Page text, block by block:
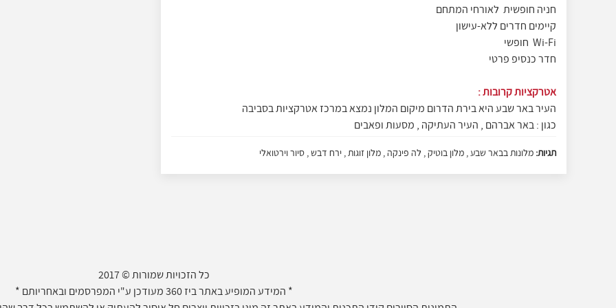
חניה חופשית לאורחי המתחם
קיימים חדרים ללא-עישון
Wi-Fi חופשי
חדר כנסיפ פרטי
אטרקציות קרובות :
העיר באר שבע היא בירת הדרום מיקום המלון נמצא במרכז אטרקציות בסביבה
כגון : באר אברהם , העיר העתיקה , מסעות ופאבים
תגיות: מלונות בבאר שבע , מלון בוטיק , לה פינקה , מלון זוגות , ירח דבש , סיור וירטואלי
כל הזכויות שמורות © 2017
* המידע המופיע באתר ביז 360 מעודכן ע"י המפרסמים ובאחריותם *